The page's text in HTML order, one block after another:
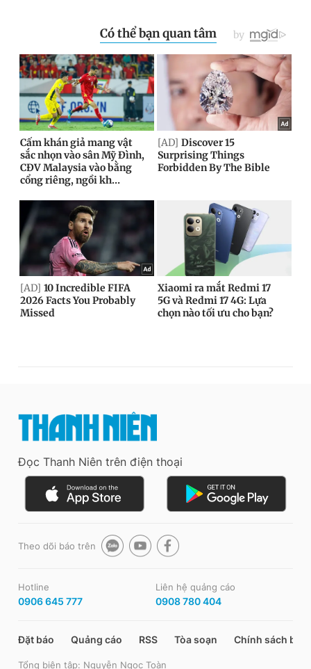
Đọc Thanh Niên trên điện thoại
Theo dõi báo trên
Hotline
0906 645 777
Liên hệ quảng cáo
0908 780 404
Đặt báo Quảng cáo RSS Tòa soạn Chính sách bảo
Tổng biên tập: Nguyễn Ngọc Toàn